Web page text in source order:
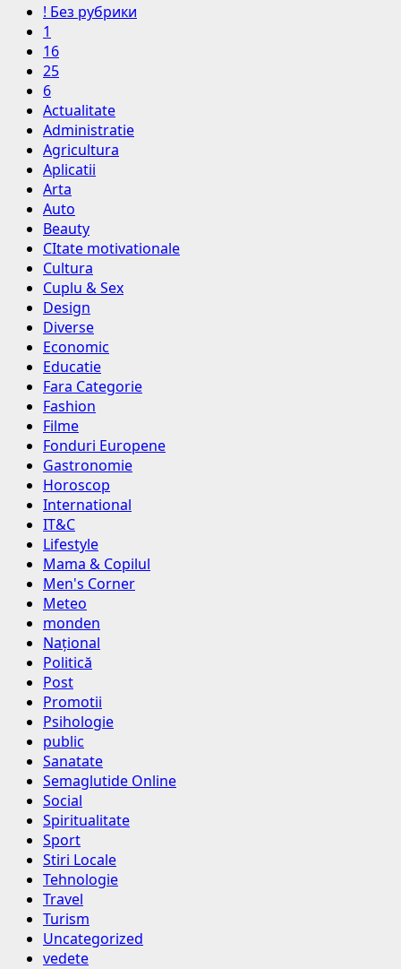
! Без рубрики
1
16
25
6
Actualitate
Administratie
Agricultura
Aplicatii
Arta
Auto
Beauty
CItate motivationale
Cultura
Cuplu & Sex
Design
Diverse
Economic
Educatie
Fara Categorie
Fashion
Filme
Fonduri Europene
Gastronomie
Horoscop
International
IT&C
Lifestyle
Mama & Copilul
Men's Corner
Meteo
monden
Național
Politică
Post
Promotii
Psihologie
public
Sanatate
Semaglutide Online
Social
Spiritualitate
Sport
Stiri Locale
Tehnologie
Travel
Turism
Uncategorized
vedete